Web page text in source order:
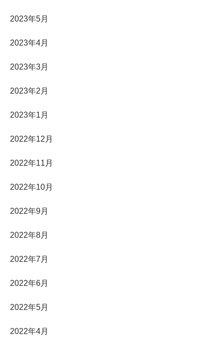
2023年5月
2023年4月
2023年3月
2023年2月
2023年1月
2022年12月
2022年11月
2022年10月
2022年9月
2022年8月
2022年7月
2022年6月
2022年5月
2022年4月